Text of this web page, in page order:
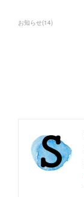
お知らせ(14)